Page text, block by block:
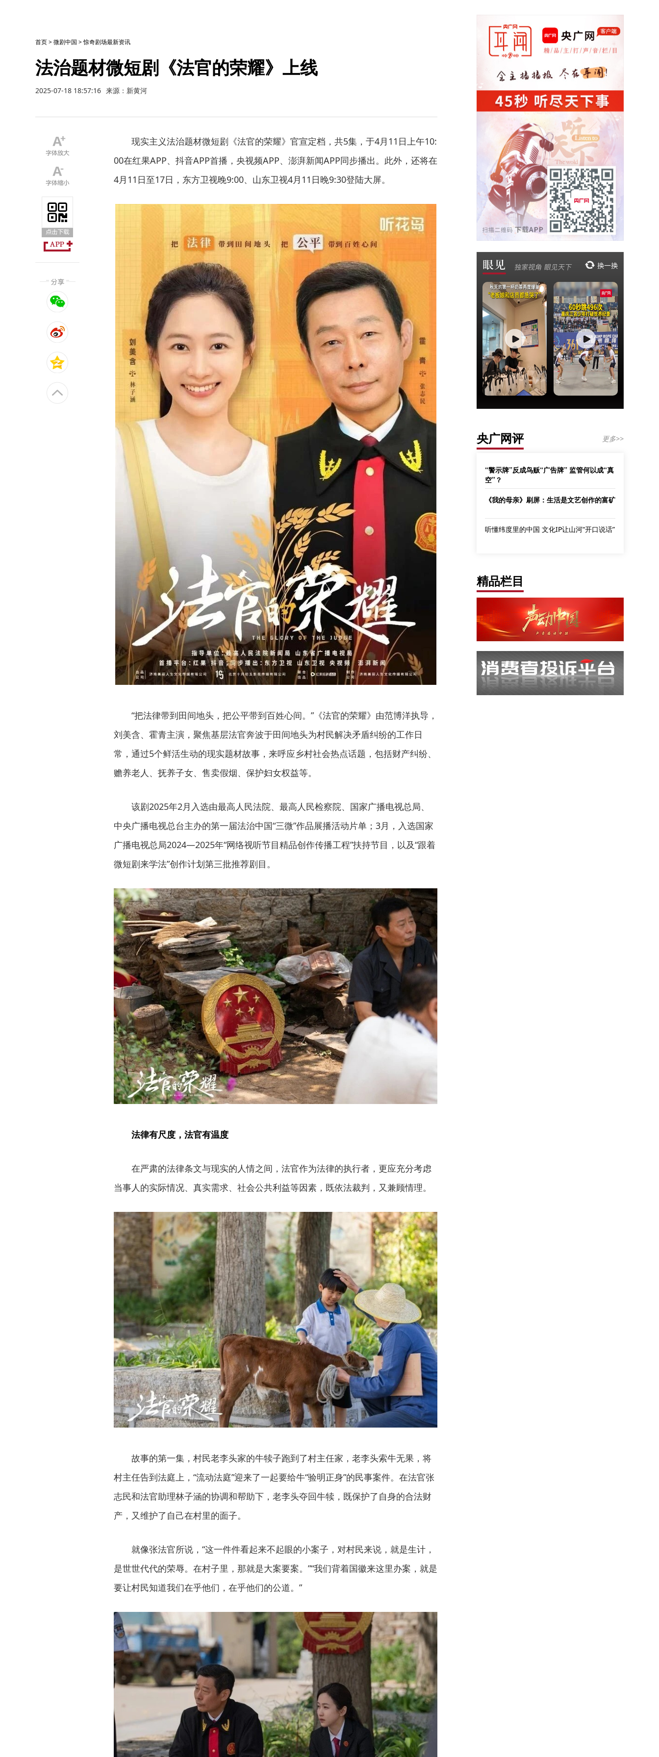
首页>微剧中国 >惊奇剧场最新资讯
法治题材微短剧《法官的荣耀》上线
2025-07-18 18:57:16 来源：新黄河
现实主义法治题材微短剧《法官的荣耀》官宣定档，共5集，于4月11日上午10:
00在红果APP、抖音APP首播，央视频APP、澎湃新闻APP同步播出。此外，还将在
4月11日至17日，东方卫视晚9:00、山东卫视4月11日晚9:30登陆大屏。
“把法律带到田间地头，把公平带到百姓心间。”《法官的荣耀》由范博洋执导，
刘美含、霍青主演，聚焦基层法官奔波于田间地头为村民解决矛盾纠纷的工作日
常，通过5个鲜活生动的现实题材故事，来呼应乡村社会热点话题，包括财产纠纷、
赡养老人、抚养子女、售卖假烟、保护妇女权益等。
该剧2025年2月入选由最高人民法院、最高人民检察院、国家广播电视总局、
中央广播电视总台主办的第一届法治中国“三微”作品展播活动片单；3月，入选国家
广播电视总局2024—2025年“网络视听节目精品创作传播工程”扶持节目，以及“跟着
微短剧来学法”创作计划第三批推荐剧目。
法律有尺度，法官有温度
在严肃的法律条文与现实的人情之间，法官作为法律的执行者，更应充分考虑
当事人的实际情况、真实需求、社会公共利益等因素，既依法裁判，又兼顾情理。
故事的第一集，村民老李头家的牛犊子跑到了村主任家，老李头索牛无果，将
村主任告到法庭上，“流动法庭”迎来了一起要给牛“验明正身”的民事案件。在法官张
志民和法官助理林子涵的协调和帮助下，老李头夺回牛犊，既保护了自身的合法财
产，又维护了自己在村里的面子。
就像张法官所说，“这一件件看起来不起眼的小案子，对村民来说，就是生计，
是世世代代的荣辱。在村子里，那就是大案要案。”“我们背着国徽来这里办案，就是
要让村民知道我们在乎他们，在乎他们的公道。”
央广网评 更多>>
“警示牌”反成鸟贩“广告牌” 监管何以成“真
空”？
《我的母亲》刷屏：生活是文艺创作的富矿
听懂纬度里的中国 文化IP让山河“开口说话”
精品栏目